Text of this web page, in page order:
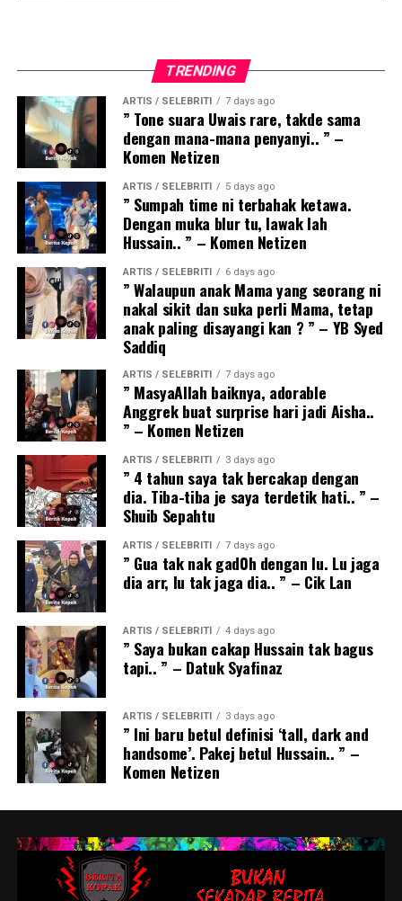
TRENDING
ARTIS / SELEBRITI 7 days ago
” Tone suara Uwais rare, takde sama
dengan mana-mana penyanyi.. ” –
Komen Netizen
ARTIS / SELEBRITI 5 days ago
” Sumpah time ni terbahak ketawa.
Dengan muka blur tu, lawak lah
Hussain.. ” – Komen Netizen
ARTIS / SELEBRITI 6 days ago
” Walaupun anak Mama yang seorang ni
nakal sikit dan suka perli Mama, tetap
anak paling disayangi kan ? ” – YB Syed
Saddiq
ARTIS / SELEBRITI 7 days ago
” MasyaAllah baiknya, adorable
Anggrek buat surprise hari jadi Aisha..
” – Komen Netizen
ARTIS / SELEBRITI 3 days ago
” 4 tahun saya tak bercakap dengan
dia. Tiba-tiba je saya terdetik hati.. ” –
Shuib Sepahtu
ARTIS / SELEBRITI 7 days ago
” Gua tak nak gad0h dengan lu. Lu jaga
dia arr, lu tak jaga dia.. ” – Cik Lan
ARTIS / SELEBRITI 4 days ago
” Saya bukan cakap Hussain tak bagus
tapi.. ” – Datuk Syafinaz
ARTIS / SELEBRITI 3 days ago
” Ini baru betul definisi ‘tall, dark and
handsome’. Pakej betul Hussain.. ” –
Komen Netizen